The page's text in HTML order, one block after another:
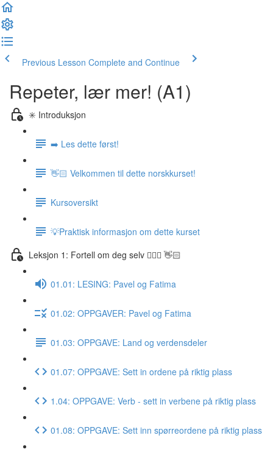
Previous Lesson Complete and Continue
Repeter, lær mer! (A1)
✳️ Introduksjon
➡️ Les dette først!
👋🏻 Velkommen til dette norskkurset!
Kursoversikt
💡Praktisk informasjon om dette kurset
Leksjon 1: Fortell om deg selv 🙋🏽‍♀️ 👋🏻
01.01: LESING: Pavel og Fatima
01.02: OPPGAVER: Pavel og Fatima
01.03: OPPGAVE: Land og verdensdeler
01.07: OPPGAVE: Sett in ordene på riktig plass
1.04: OPPGAVE: Verb - sett in verbene på riktig plass
01.08: OPPGAVE: Sett inn spørreordene på riktig plass